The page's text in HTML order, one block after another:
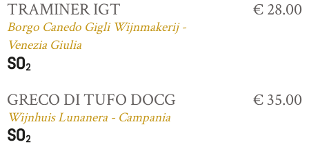
TRAMINER IGT
Borgo Canedo Gigli Wijnmakerij -
Venezia Giulia
€ 28.00
GRECO DI TUFO DOCG
Wijnhuis Lunanera - Campania
€ 35.00